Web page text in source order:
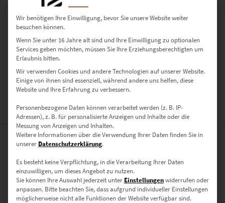
AUSFÜHRUNG
Poster, Leinwand auf Keilrahmen, Acrylglas
GRÖSSE
40 x 40 cm, 50 x 50 cm, 60 x 60 cm, 70 x 70 cm, 80 x 80 cm, 90 x 90 cm,
100 x 100 cm
BEWERTUNGEN (0)
0 0Bewertungen
Wir benötigen Ihre Einwilligung, bevor Sie unsere Website weiter
besuchen können.
Wenn Sie unter 16 Jahre alt sind und Ihre Einwilligung zu optionalen
Services geben möchten, müssen Sie Ihre Erziehungsberechtigten um
Erlaubnis bitten.
Wir verwenden Cookies und andere Technologien auf unserer Website.
Einige von ihnen sind essenziell, während andere uns helfen, diese
Website und Ihre Erfahrung zu verbessern.
Personenbezogene Daten können verarbeitet werden (z. B. IP-
Adressen), z. B. für personalisierte Anzeigen und Inhalte oder die
Messung von Anzeigen und Inhalten.
Weitere Informationen über die Verwendung Ihrer Daten finden Sie in
unserer Datenschutzerklärung.
Es besteht keine Verpflichtung, in die Verarbeitung Ihrer Daten
einzuwilligen, um dieses Angebot zu nutzen.
Sie können Ihre Auswahl jederzeit unter Einstellungenwiderrufen oder
anpassen. Bitte beachten Sie, dass aufgrund individueller Einstellungen
möglicherweise nicht alle Funktionen der Website verfügbar sind.